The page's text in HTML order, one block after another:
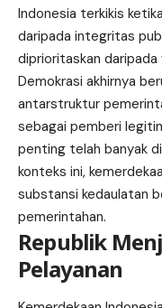
Indonesia terkikis
daripada integritas
diprioritaskan daripada
Demokrasi akhirnya
antarstruktur
sebagai pemberi
penting telah banyak
konteks ini,
substansi kedaulatan
pemerintahan.
Republik
Pelayanan